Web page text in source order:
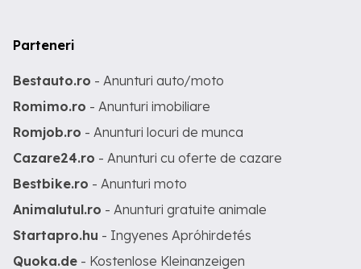
Parteneri
Bestauto.ro - Anunturi auto/moto
Romimo.ro - Anunturi imobiliare
Romjob.ro - Anunturi locuri de munca
Cazare24.ro - Anunturi cu oferte de cazare
Bestbike.ro - Anunturi moto
Animalutul.ro - Anunturi gratuite animale
Startapro.hu - Ingyenes Apróhirdetés
Quoka.de - Kostenlose Kleinanzeigen